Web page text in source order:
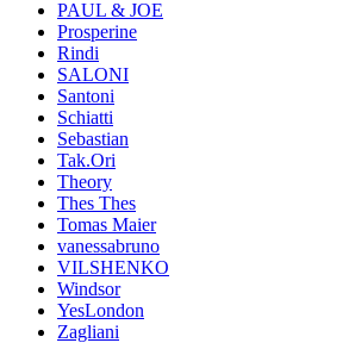
PAUL & JOE
Prosperine
Rindi
SALONI
Santoni
Schiatti
Sebastian
Tak.Ori
Theory
Thes Thes
Tomas Maier
vanessabruno
VILSHENKO
Windsor
YesLondon
Zagliani